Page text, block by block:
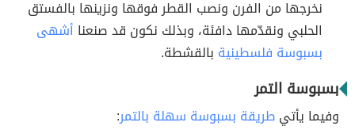
نخرجها من الفرن ونصب القطر فوقها ونزينها بالفستق
الحلبي ونقدّمها دافئة، وبذلك نكون قد صنعنا أشهى
بسبوسة فلسطينية بالقشطة.
بسبوسة التمر
وفيما يأتيطريقة بسبوسة سهلة بالتمر: